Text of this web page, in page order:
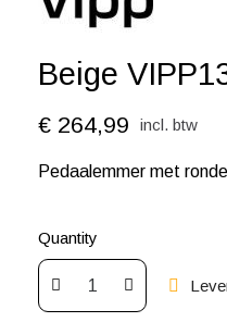
Beige
€ 264,99 incl. btw
Pedaalemmer met
Quantity